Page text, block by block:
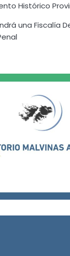
Histórico
una Fiscalía